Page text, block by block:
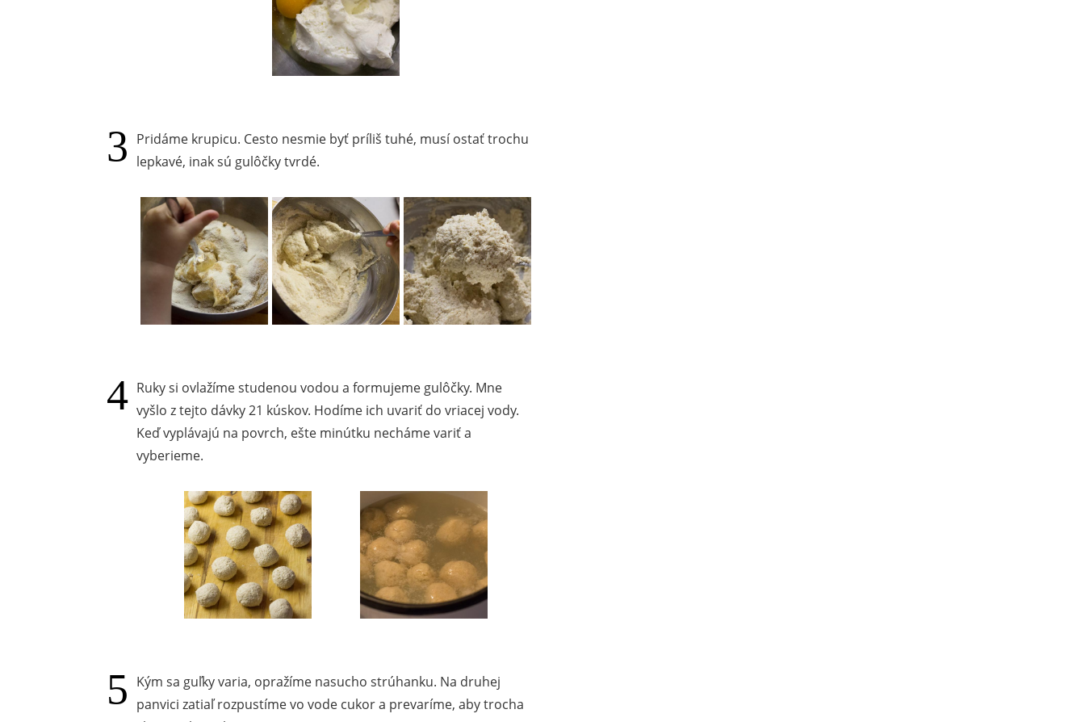
Pridáme krupicu. Cesto nesmie byť príliš tuhé, musí ostať trochu
lepkavé, inak sú gulôčky tvrdé.
Ruky si ovlažíme studenou vodou a formujeme gulôčky. Mne
vyšlo z tejto dávky 21 kúskov. Hodíme ich uvariť do vriacej vody.
Keď vyplávajú na povrch, ešte minútku necháme variť a
vyberieme.
Kým sa guľky varia, opražíme nasucho strúhanku. Na druhej
panvici zatiaľ rozpustíme vo vode cukor a prevaríme, aby trocha